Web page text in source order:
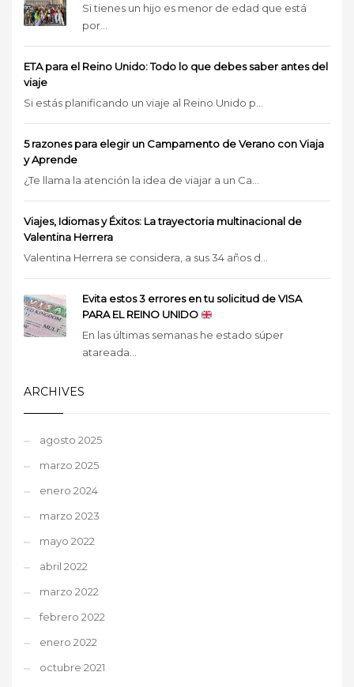
Si tienes un hijo es menor de edad que está
por...
ETA para el Reino Unido: Todo lo que debes saber antes del
viaje
Si estás planificando un viaje al Reino Unido p...
5 razones para elegir un Campamento de Verano con Viaja
y Aprende
¿Te llama la atención la idea de viajar a un Ca...
Viajes, Idiomas y Éxitos: La trayectoria multinacional de
Valentina Herrera
Valentina Herrera se considera, a sus 34 años d...
Evita estos 3 errores en tu solicitud de VISA
PARA EL REINO UNIDO
En las últimas semanas he estado súper
atareada...
ARCHIVES
agosto 2025
marzo 2025
enero 2024
marzo 2023
mayo 2022
abril 2022
marzo 2022
febrero 2022
enero 2022
octubre 2021